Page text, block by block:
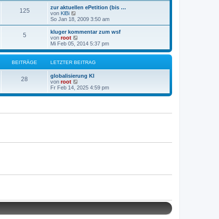
g
e
r
e
i
t
a
g
e
s
t
e
r
B
e
i
t
r
a
g
125
zur aktuellen ePetition (bis …
von KlBi
e
u
e
s
t
r
B
e
i
t
r
a
g
So Jan 18, 2009 3:50 am
5
kluger kommentar zum wsf
von root
e
u
e
s
r
e
i
a
Mi Feb 05, 2014 5:37 pm
BEITRÄGE LETZTER BEITRAG
28
globalisierung KI
von root
e
u
Fr Feb 14, 2025 4:59 pm